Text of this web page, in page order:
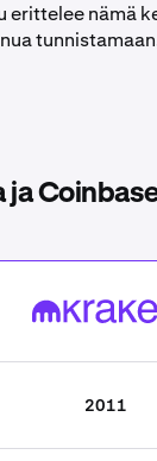
erittelee nämä
ja
Kraken
2011